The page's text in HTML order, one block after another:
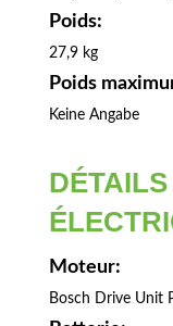
Poids:
27,9 kg
Poids
Keine Angabe
Moteur:
Bosch Drive Unit